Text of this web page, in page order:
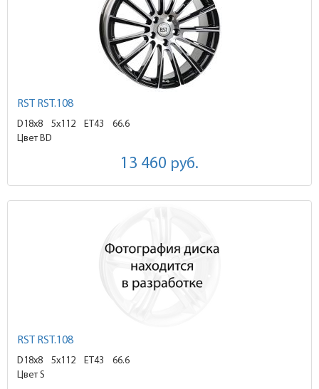
RST RST.108
D18x8 5x112 ET43
66.6
Цвет BD
13 460 руб.
RST RST.108
D18x8 5x112 ET43
66.6
Цвет S